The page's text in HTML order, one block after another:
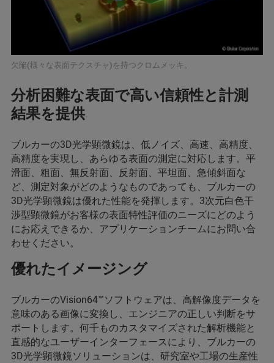
欠陥(様々な表面テクスチャ)を持つクロムメッキ。
分析困難な表面で高い信頼性と計測
結果を提供
ブルカーの3D光学顕微鏡は、低ノイズ、高速、高精度、
高精度を実現し、あらゆる表面の測定に対応します。平
滑面、粗面、無反射面、反射面、平坦面、急傾斜面な
ど、測定対象がどのようなものであっても、ブルカーの
3D光学顕微鏡は優れた性能を発揮します。3次元白色干
渉型顕微鏡がお客様の表面特性評価のニーズにどのよう
にお応えできるか、アプリケーションチームにお問い合
わせください。
優れたイメージング
ブルカーのVision64™ソフトウェアは、高解像度データを
意味のある画像に変換し、エンジニアの正しい判断をサ
ポートします。何千ものカスタマイズされた解析機能と
直感的なユーザーインターフェースにより、ブルカーの
3D光学顕微鏡ソリューションは、研究室や工場の生産性